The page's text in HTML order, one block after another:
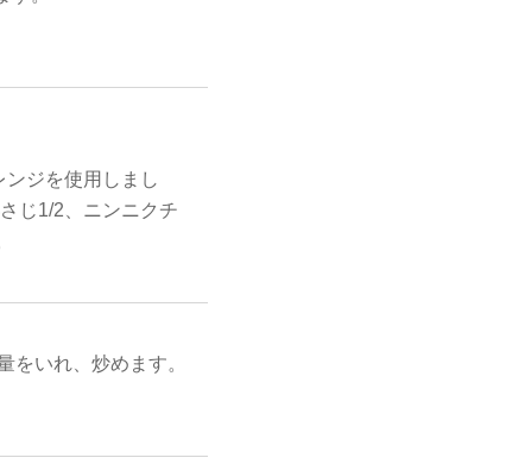
ジを使用しまし
じ1/2、ニンニクチ
をいれ、炒めます。